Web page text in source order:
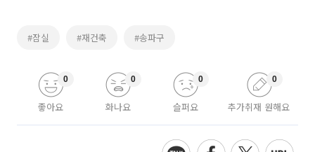
#잠실 #재건축 #송파구
좋아요
0
화나요
0
슬퍼요
0
추가취재 원해요
0